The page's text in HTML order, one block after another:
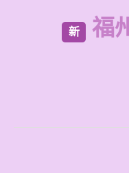
新 福